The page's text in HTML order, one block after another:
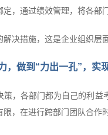
，通过绩效管理，将各部
决措施，这是企业组织
，做到“力出一孔”，实
，各部门都为自己的利
，在进行跨部门团队合作